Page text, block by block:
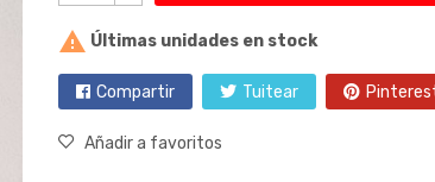
 Últimas unidades en stock
Compartir Tuitear
Añadir a favoritos